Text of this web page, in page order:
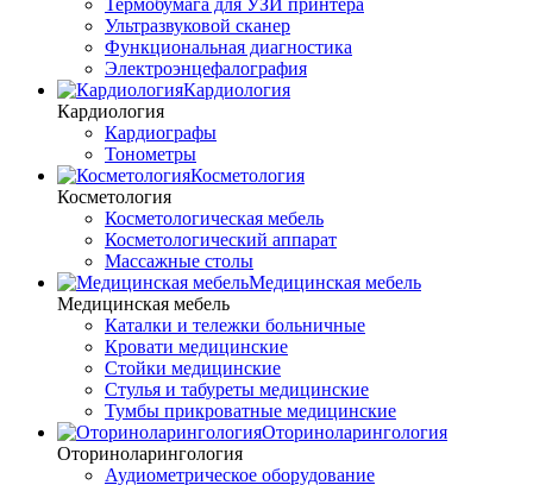
Термобумага для УЗИ принтера
Ультразвуковой сканер
Функциональная диагностика
Электроэнцефалография
Кардиология
Кардиология
Кардиографы
Тонометры
Косметология
Косметология
Косметологическая мебель
Косметологический аппарат
Массажные столы
Медицинская мебель
Медицинская мебель
Каталки и тележки больничные
Кровати медицинские
Стойки медицинские
Стулья и табуреты медицинские
Тумбы прикроватные медицинские
Оториноларингология
Оториноларингология
Аудиометрическое оборудование